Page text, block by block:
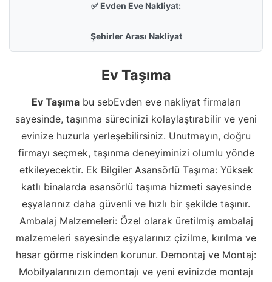
✅ Evden Eve Nakliyat:
Şehirler Arası Nakliyat
Ev Taşıma
Ev Taşımabu sebEvden eve nakliyat firmaları
sayesinde, taşınma sürecinizi kolaylaştırabilir ve yeni
evinize huzurla yerleşebilirsiniz. Unutmayın, doğru
firmayı seçmek, taşınma deneyiminizi olumlu yönde
etkileyecektir. Ek Bilgiler Asansörlü Taşıma: Yüksek
katlı binalarda asansörlü taşıma hizmeti sayesinde
eşyalarınız daha güvenli ve hızlı bir şekilde taşınır.
Ambalaj Malzemeleri: Özel olarak üretilmiş ambalaj
malzemeleri sayesinde eşyalarınız çizilme, kırılma ve
hasar görme riskinden korunur. Demontaj ve Montaj:
Mobilyalarınızın demontajı ve yeni evinizde montajı